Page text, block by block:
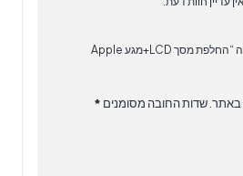
היה הראשון לכתוב סקירה “החלפת מסך LCD+מגע Apple
באתר. שדות החובה מסומנים *